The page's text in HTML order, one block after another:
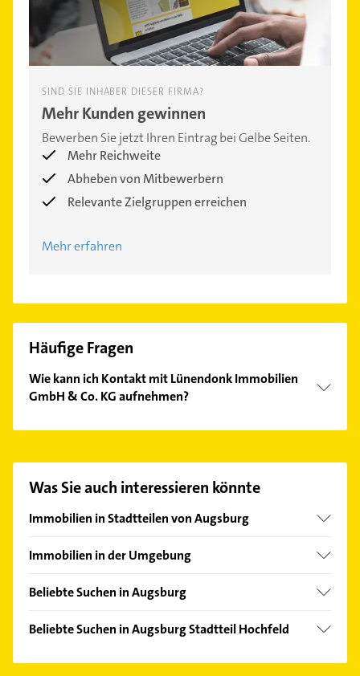
SIND SIE INHABER DIESER FIRMA?
Mehr Kunden gewinnen
Bewerben Sie jetzt Ihren Eintrag bei Gelbe Seiten.
Mehr Reichweite
Abheben von Mitbewerbern
Relevante Zielgruppen erreichen
Mehr erfahren
Häufige Fragen
Wie kann ich Kontakt mit Lünendonk Immobilien
GmbH & Co. KG aufnehmen?
die passenden Kontaktmöglichkeiten wie Adresse
auswählen. Hier finden Sie alleKontaktdaten
Was Sie auch interessieren könnte
Immobilien in Stadtteilen von Augsburg
Antonsviertel
Hammerschmiede
Hochzoll
Innenstadt
Immobilien in der Umgebung
Stadtbergen
Neusäß
Beliebte Suchen in Augsburg
Elektroinstallation
Elektro Reparatur
Beliebte Suchen in Augsburg Stadtteil Hochfeld